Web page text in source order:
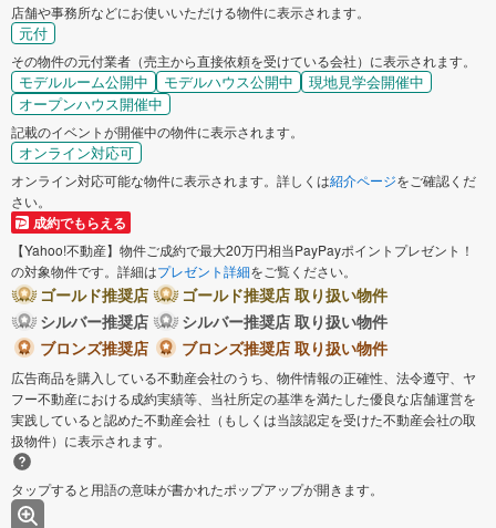
店舗や事務所などにお使いいただける物件に表示されます。
元付
その物件の元付業者（売主から直接依頼を受けている会社）に表示されます。
モデルルーム公開中 モデルハウス公開中
現地見学会開催中
オープンハウス開催中
記載のイベントが開催中の物件に表示されます。
オンライン対応可
オンライン対応可能な物件に表示されます。詳しくは紹介ページをご確認くだ
さい。
成約でもらえる
【Yahoo!不動産】物件ご成約で最大20万円相当PayPayポイントプレゼント！
の対象物件です。詳細はプレゼント詳細をご覧ください。
ゴールド推奨店
ゴールド推奨店 取り扱い物件
シルバー推奨店
シルバー推奨店 取り扱い物件
ブロンズ推奨店
ブロンズ推奨店 取り扱い物件
広告商品を購入している不動産会社のうち、物件情報の正確性、法令遵守、ヤ
フー不動産における成約実績等、当社所定の基準を満たした優良な店舗運営を
実践していると認めた不動産会社（もしくは当該認定を受けた不動産会社の取
扱物件）に表示されます。
タップすると用語の意味が書かれたポップアップが開きます。